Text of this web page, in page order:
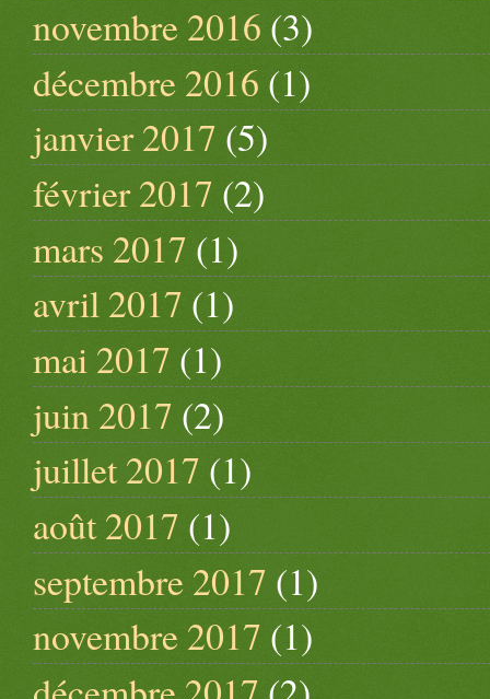
novembre 2016 (3)
décembre 2016 (1)
janvier 2017 (5)
février 2017 (2)
mars 2017 (1)
avril 2017 (1)
mai 2017 (1)
juin 2017 (2)
juillet 2017 (1)
août 2017 (1)
septembre 2017 (1)
novembre 2017 (1)